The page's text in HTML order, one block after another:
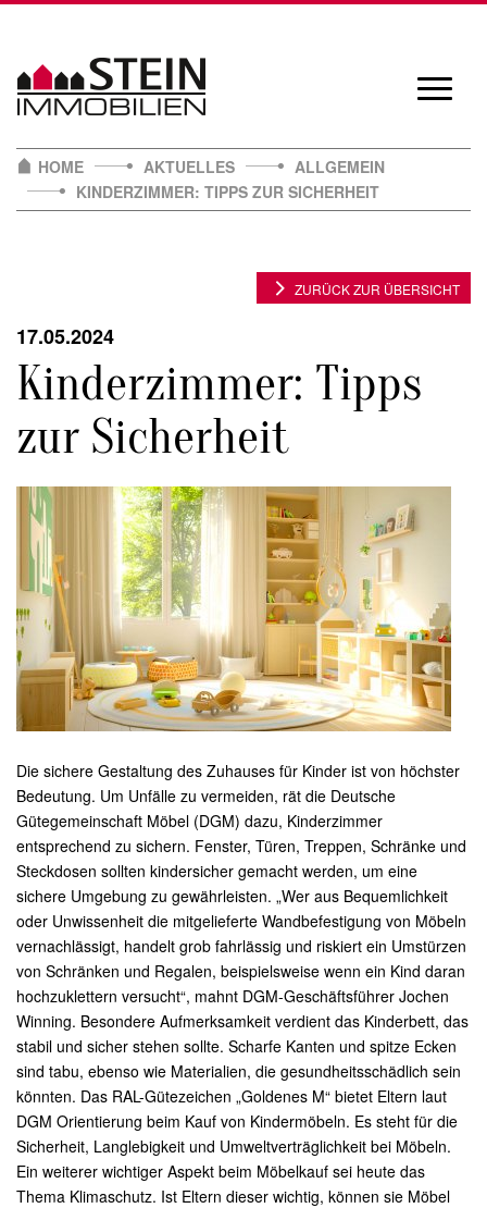
content
HOME
AKTUELLES
ALLGEMEIN
KINDERZIMMER: TIPPS ZUR SICHERHEIT
17.05.2024
Kinderzimmer: Tipps
zur Sicherheit
ZURÜCK ZUR ÜBERSICHT
Die sichere Gestaltung des Zuhauses für Kinder ist von höchster
Bedeutung. Um Unfälle zu vermeiden, rät die Deutsche
Gütegemeinschaft Möbel (DGM) dazu, Kinderzimmer
entsprechend zu sichern. Fenster, Türen, Treppen, Schränke und
Steckdosen sollten kindersicher gemacht werden, um eine
sichere Umgebung zu gewährleisten. „Wer aus Bequemlichkeit
oder Unwissenheit die mitgelieferte Wandbefestigung von Möbeln
vernachlässigt, handelt grob fahrlässig und riskiert ein Umstürzen
von Schränken und Regalen, beispielsweise wenn ein Kind daran
hochzuklettern versucht“, mahnt DGM-Geschäftsführer Jochen
Winning. Besondere Aufmerksamkeit verdient das Kinderbett, das
stabil und sicher stehen sollte. Scharfe Kanten und spitze Ecken
sind tabu, ebenso wie Materialien, die gesundheitsschädlich sein
könnten. Das RAL-Gütezeichen „Goldenes M“ bietet Eltern laut
DGM Orientierung beim Kauf von Kindermöbeln. Es steht für die
Sicherheit, Langlebigkeit und Umweltverträglichkeit bei Möbeln.
Ein weiterer wichtiger Aspekt beim Möbelkauf sei heute das
Thema Klimaschutz. Ist Eltern dieser wichtig, können sie Möbel